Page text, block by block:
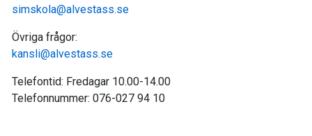
simskola@alvestass.se
Övriga frågor:
kansli@alvestass.se
Telefontid: Fredagar 10.00-14.00
Telefonnummer: 076-027 94 10